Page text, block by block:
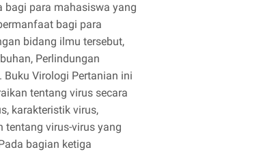
bagi para mahasiswa yang
bagi para
bidang ilmu tersebut,
Perlindungan
Virologi Pertanian ini
tentang virus secara
karakteristik virus,
tentang virus-virus yang
bagian ketiga